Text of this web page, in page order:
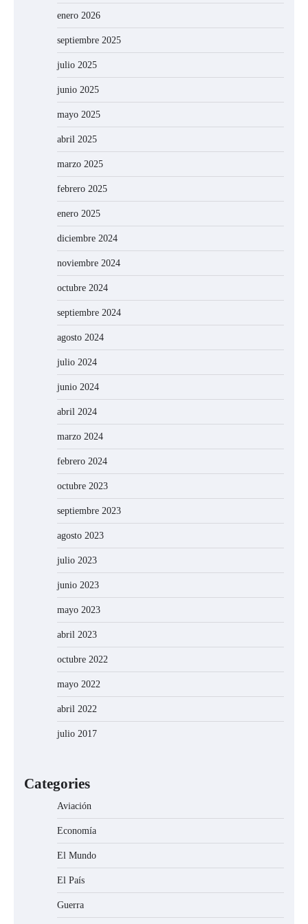
enero 2026
septiembre 2025
julio 2025
junio 2025
mayo 2025
abril 2025
marzo 2025
febrero 2025
enero 2025
diciembre 2024
noviembre 2024
octubre 2024
septiembre 2024
agosto 2024
julio 2024
junio 2024
abril 2024
marzo 2024
febrero 2024
octubre 2023
septiembre 2023
agosto 2023
julio 2023
junio 2023
mayo 2023
abril 2023
octubre 2022
mayo 2022
abril 2022
julio 2017
Categories
Aviación
Economía
El Mundo
El País
Guerra